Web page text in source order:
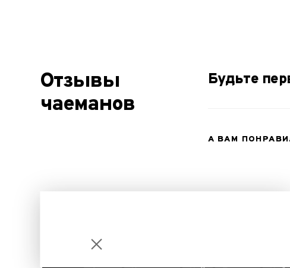
Отзывы
чаеманов
Будьте
А ВАМ
ИНФОРМАЦИЯ О КОМПАНИИ